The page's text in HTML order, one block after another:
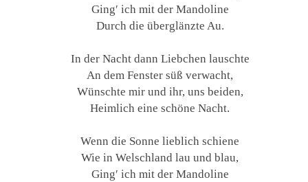
Ging′ ich mit der Mandoline
Durch die überglänzte Au.
In der Nacht dann Liebchen lauschte
An dem Fenster süß verwacht,
Wünschte mir und ihr, uns beiden,
Heimlich eine schöne Nacht.
Wenn die Sonne lieblich schiene
Wie in Welschland lau und blau,
Ging′ ich mit der Mandoline